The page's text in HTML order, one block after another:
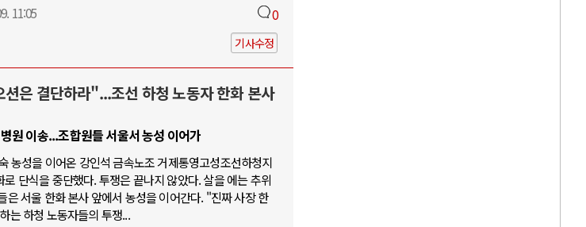
11:05 0
기사수정
은 결단하라"...조선 하청 노동자 한화 본사
원 이송...조합원들 서울서 농성 이어가
농성을 이어온 강인석 금속노조 거제통영고성조선하청지
단식을 중단했다. 투쟁은 끝나지 않았다. 살을 에는 추위
은 서울 한화 본사 앞에서 농성을 이어간다. "진짜 사장 한
는 하청 노동자들의 투쟁...